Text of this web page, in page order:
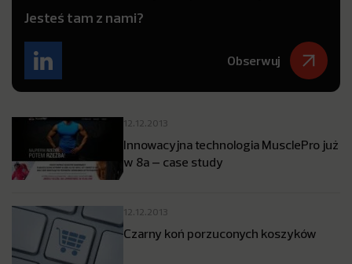
Jesteś tam z nami?
Obserwuj
12.12.2013
Innowacyjna technologia MusclePro już
w 8a – case study
12.12.2013
Czarny koń porzuconych koszyków